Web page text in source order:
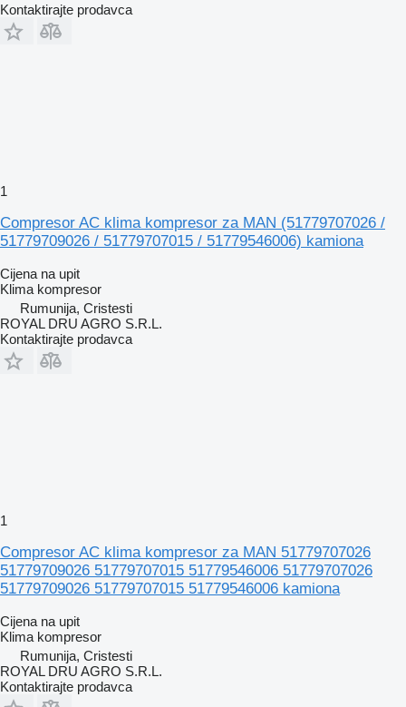
Kontaktirajte prodavca
1
Compresor AC klima kompresor za MAN (51779707026 /
51779709026 / 51779707015 / 51779546006) kamiona
Cijena na upit
Klima kompresor
Rumunija, Cristesti
ROYAL DRU AGRO S.R.L.
Kontaktirajte prodavca
1
Compresor AC klima kompresor za MAN 51779707026
51779709026 51779707015 51779546006 51779707026
51779709026 51779707015 51779546006 kamiona
Cijena na upit
Klima kompresor
Rumunija, Cristesti
ROYAL DRU AGRO S.R.L.
Kontaktirajte prodavca